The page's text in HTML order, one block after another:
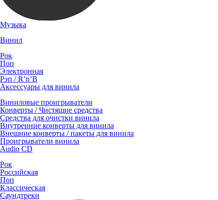
Музыка
Винил
Рок
Поп
Электронная
Рэп / R’n’B
Аксессуары для винила
Виниловые проигрыватели
Конверты / Чистящие средства
Средства для очистки винила
Внутренние конверты для винила
Внешние конверты / пакеты для винила
Проигрыватели винила
Audio CD
Рок
Российская
Поп
Классическая
Саундтреки